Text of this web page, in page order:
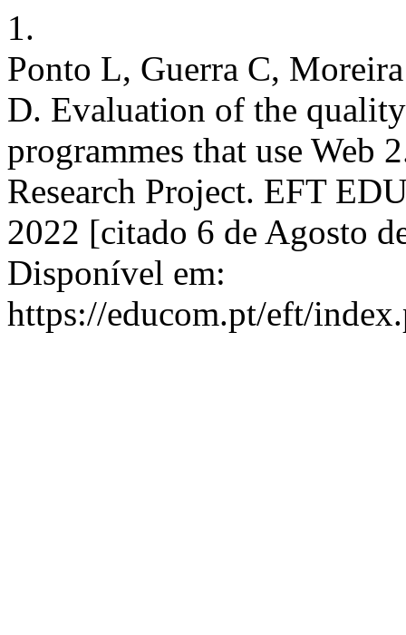
1.
Ponto L, Guerra C,
D. Evaluation of the
programmes that use Web
Research Project. EFT
2022 [citado 6 de Agosto
Disponível em:
https://educom.pt/eft/